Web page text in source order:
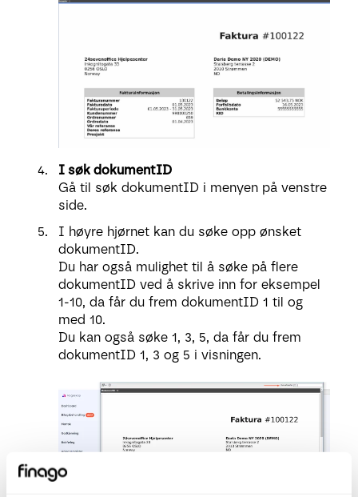
I søk dokumentID
Gå til søk dokumentID i menyen på venstre
side.
I høyre hjørnet kan du søke opp ønsket
dokumentID.
Du har også mulighet til å søke på flere
dokumentID ved å skrive inn for eksempel
1-10, da får du frem dokumentID 1 til og
med 10.
Du kan også søke 1, 3, 5, da får du frem
dokumentID 1, 3 og 5 i visningen.